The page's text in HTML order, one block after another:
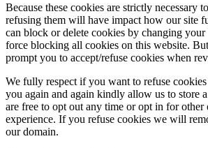
Because these cookies are strictly necessary
refusing them will have impact how our site
can block or delete cookies by changing your
force blocking all cookies on this website.
prompt you to accept/refuse cookies when
We fully respect if you want to refuse
you again and again kindly allow us to store
are free to opt out any time or opt in for other
experience. If you refuse cookies we will
our domain.